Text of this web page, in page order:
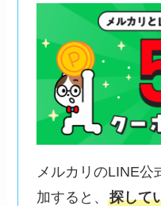
メルカリのLINE公
加すると、 探して